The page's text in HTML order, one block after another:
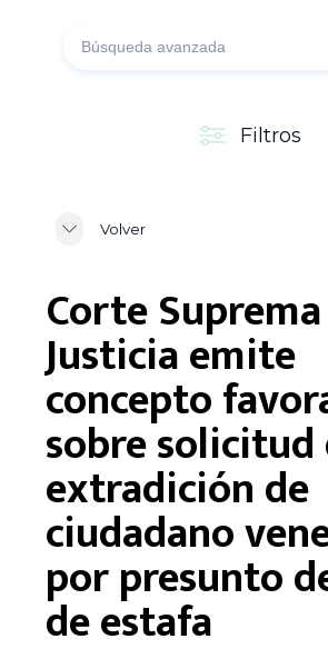
Filtros
Volver
Corte
Justicia emite
concepto
sobre solicitud
extradición de
ciudadano
por presunto
de estafa